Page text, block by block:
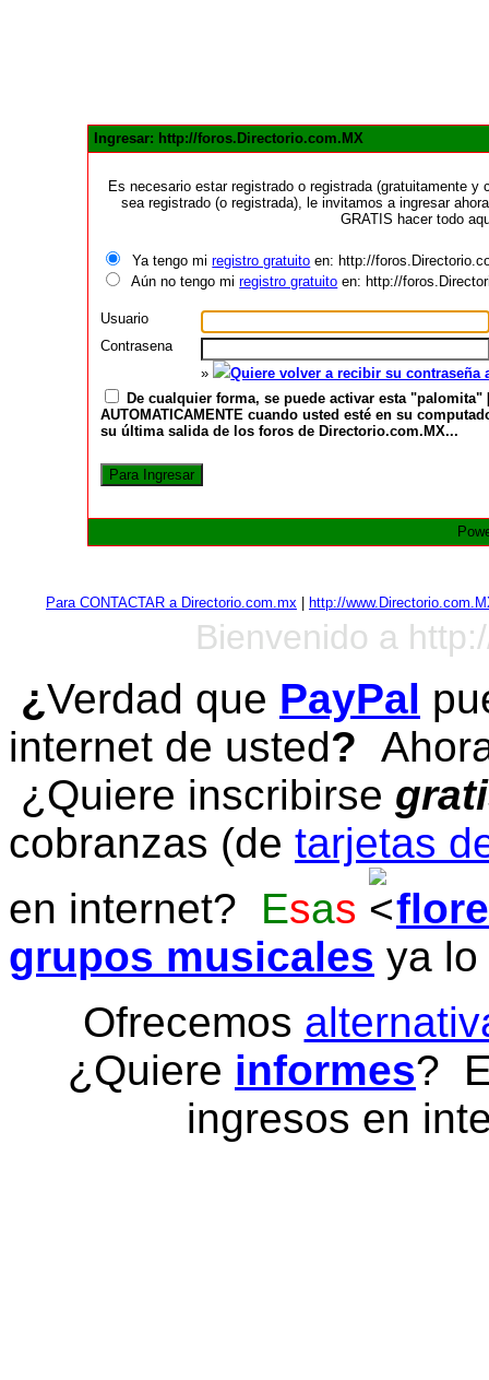
Ingresar: http://foros.Directorio.com.MX
Es necesario estar registrado o registrada (gratuitamente
sea registrado (o registrada), le invitamos a ingresar
GRATIS hacer todo
Ya tengo miregistro gratuito en: http://
Aún no tengo miregistro gratuito en: http://
Usuario
Contrasena
»
Quiere volver a recibir su
De cualquier forma, se puede activar esta
AUTOMATICAMENTE cuando usted esté en su
su última salida de los foros de Directorio.com.MX...
Para CONTACTAR a Directorio.com.mx http://
Bienvenido a
¿Verdad que PayPal
internet de usted?
¿Quiere inscribirse
cobranzas (de tarjetas
en internet? Esas
grupos musicales ya
Ofrecemos
¿Quiere informes?
ingresos en